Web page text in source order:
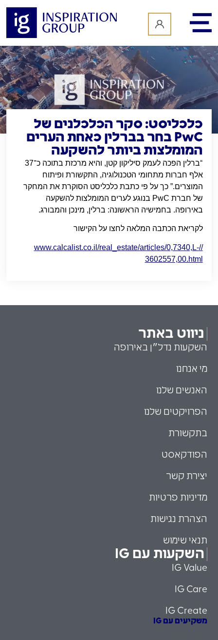
כלכליסט: סקר הכלכלנים של
PwC בחר בברלין כאחת הערים
המומלצות ביותר להשקעה
“ברלין הפכה לעמק סיליקון קטן, והיא מרכזת בתוכה כ־37
אלף חברות מתחומי הטכנולוגיה, התקשורת ופיתוח
המוצרים.”כך על פי כתבת כלכליסט הסוקרת את המחקר
של חברת PwC בנוגע לערים המומלצות להשקעה
באירופה. בחמישיה הראשונה: ברלין, מינכן והמבורג.
לקריאת הכתבה המלאה לחצו על הקישור
//www.calcalist.co.il/real_estate/articles/0,7340,L-
3602557,00.html
ניווט באתר
השקעות נדל״ן באירופה
מי אנחנו
האנשים שלנו
הפרויקטים שלנו
בתקשורת
הפודקאסט
יצירת קשר
מדיניות פרטיות
הצהרת נגישות
תנאי שימוש
השקעות עם IG
IG Value
IG Care
IG Create
משקיעים עם IG